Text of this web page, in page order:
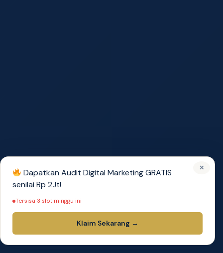
✕
Dapatkan Audit Digital Marketing GRATIS
senilai Rp 2Jt!
Tersisa 3 slot minggu ini
Klaim Sekarang →